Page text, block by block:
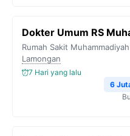
Dokter Umum RS
Rumah Sakit
Lamongan
7 Hari yang lalu
6